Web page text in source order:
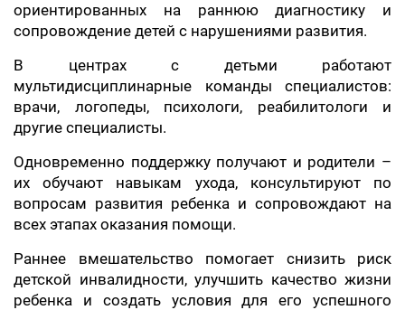
ориентированных на раннюю диагностику и
сопровождение детей с нарушениями развития.
В центрах с детьми работают
мультидисциплинарные команды специалистов:
врачи, логопеды, психологи, реабилитологи и
другие специалисты.
Одновременно поддержку получают и родители –
их обучают навыкам ухода, консультируют по
вопросам развития ребенка и сопровождают на
всех этапах оказания помощи.
Раннее вмешательство помогает снизить риск
детской инвалидности, улучшить качество жизни
ребенка и создать условия для его успешного